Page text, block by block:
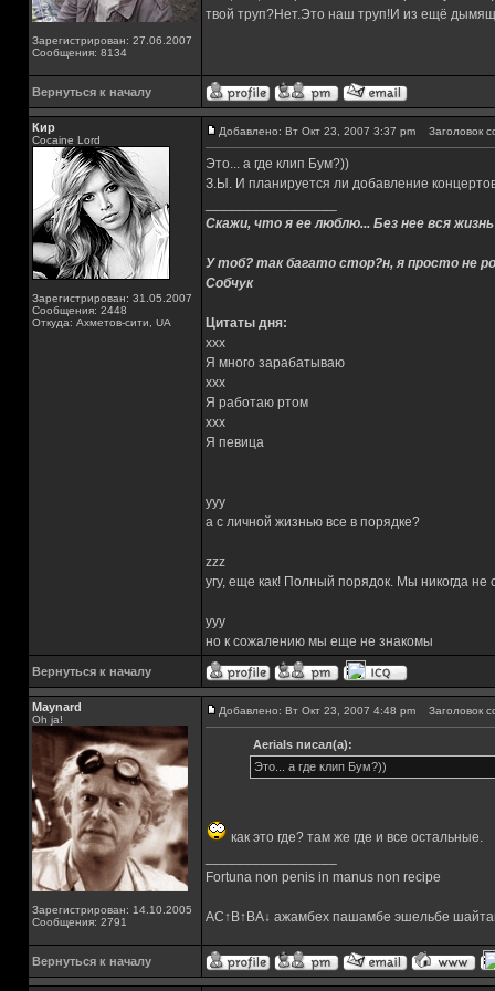
Зарегистрирован: 27.06.2007
Сообщения: 8134
твой труп?Нет.Это наш труп!И из ещё
Вернуться к началу
Кир
Cocaine Lord
Зарегистрирован: 31.05.2007
Сообщения: 2448
Откуда: Ахметов-сити, UA
Добавлено: Вт Окт 23, 2007 3:37 pm Заголовок
Это... а где клип Бум?))
З.Ы. И планируется ли добавление
Скажи, что я ее люблю... Без нее вся
У тоб? так багато стор?н, я просто не
Собчук
Цитаты дня:
xxx
Я много зарабатываю
xxx
Я работаю ртом
xxx
Я певица
yyy
а с личной жизнью все в порядке?
zzz
угу, еще как! Полный порядок. Мы никогда
yyy
но к сожалению мы еще не знакомы
Вернуться к началу
Maynard
Oh ja!
Зарегистрирован: 14.10.2005
Сообщения: 2791
Добавлено: Вт Окт 23, 2007 4:48 pm Заголовок
Aerials писал(а):
Это... а где клип Бум?))
как это где? там же где и все остальные.
Fortuna non penis in manus non recipe
AC↑B↑BA↓ ажамбех пашамбе эшельбе
Вернуться к началу